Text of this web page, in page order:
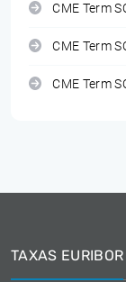
CME Term
CME Term
CME Term
TAXAS EURIBOR